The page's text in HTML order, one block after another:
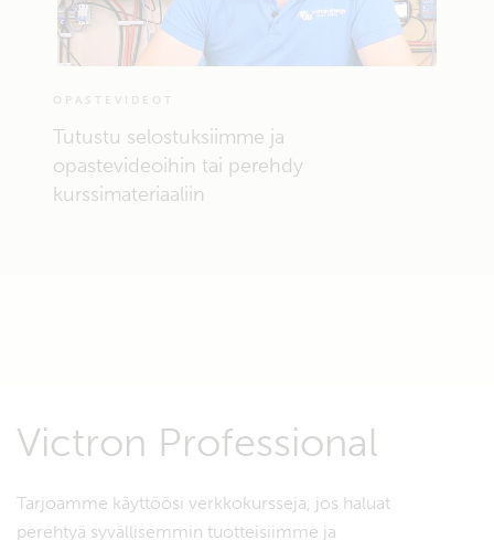
OPASTEVIDEOT
Tutustu selostuksiimme ja
opastevideoihin tai perehdy
kurssimateriaaliin
Victron Professional
Tarjoamme käyttöösi verkkokursseja, jos haluat
perehtyä syvällisemmin tuotteisiimme ja